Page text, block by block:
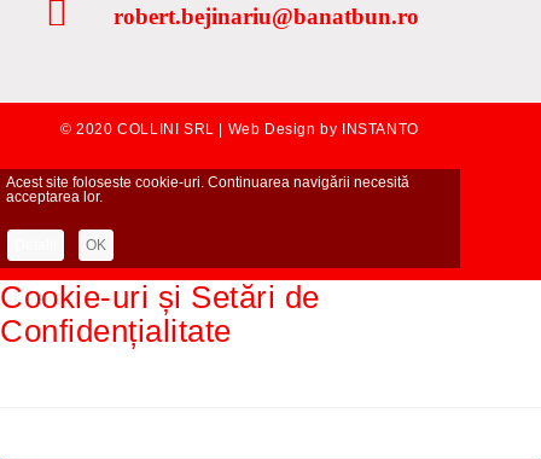
robert.bejinariu@banatbun.ro
© 2020 COLLINI SRL | Web Design by INSTANTO
Acest site foloseste cookie-uri. Continuarea navigării necesită
acceptarea lor.
OK
Cookie-uri și Setări de
Confidențialitate